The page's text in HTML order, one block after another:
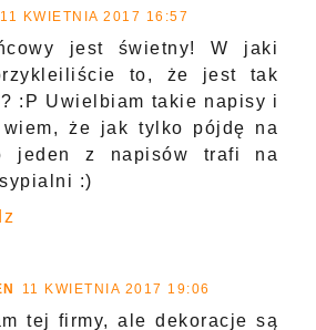
11 KWIETNIA 2017 16:57
jest świetny! W jaki
to, że jest tak
:P Uwielbiam takie napisy i
że jak tylko pójdę na
jeden z napisów trafi na
:)
11 KWIETNIA 2017 19:06
tej firmy, ale dekoracje są